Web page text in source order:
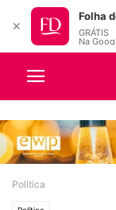
Política
✕
Folha
GRÁTIS
Na